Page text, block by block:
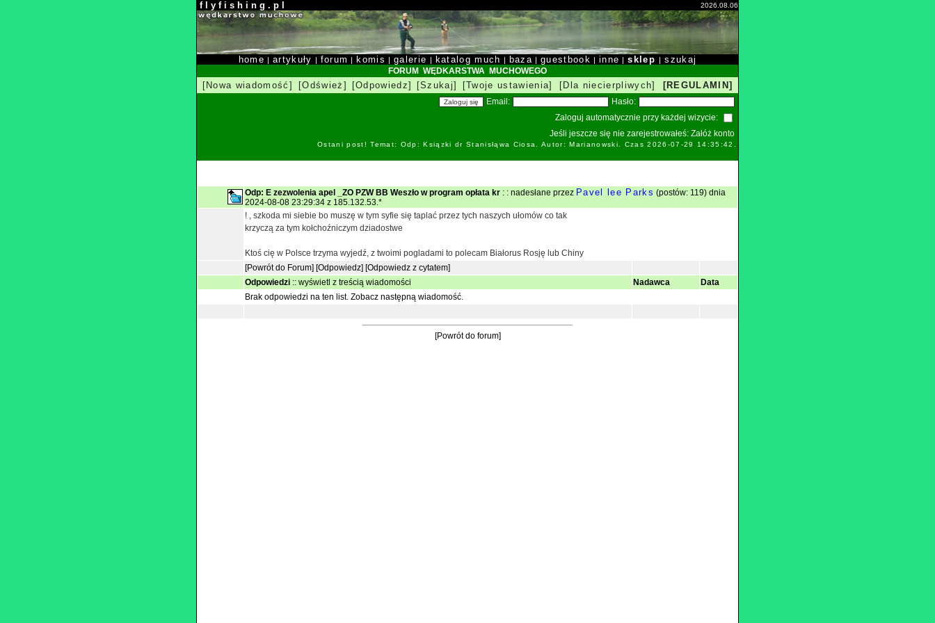
f l y f i s h i n g . p l 2026.08.06
home |artykuły | forum | komis |galerie | katalog much | baza | guestbook | inne |sklep |szukaj
FORUM WĘDKARSTWA MUCHOWEGO
[Nowa wiadomość] [Odśwież] [Odpowiedz] [Szukaj] [Twoje ustawienia] [Dla niecierpliwych] [REGULAMIN]
Email:
Hasło:
Zaloguj automatycznie przy każdej wizycie:
Jeśli jeszcze się nie zarejestrowałeś: Załóż konto
Ostani post! Temat: Odp: Ksiązki dr Stanisłąwa Ciosa. Autor: Marianowski. Czas 2026-07-29 14:35:42.
Odp: E zezwolenia apel _ZO PZW BB Weszło w program opłata kr : : nadesłane przez Pavel lee Parks (postów: 119) dnia
2024-08-08 23:29:34 z 185.132.53.*
! , szkoda mi siebie bo muszę w tym syfie się taplać przez tych naszych ułomów co tak
krzyczą za tym kołchoźniczym dziadostwe
Ktoś cię w Polsce trzyma wyjedź, z twoimi pogladami to polecam Białorus Rosję lub Chiny
[Powrót do Forum] [Odpowiedz] [Odpowiedz z cytatem]
Odpowiedzi :: wyświetl z treścią wiadomości Nadawca
Data
Brak odpowiedzi na ten list. Zobacz następną wiadomość.
[Powrót do forum]